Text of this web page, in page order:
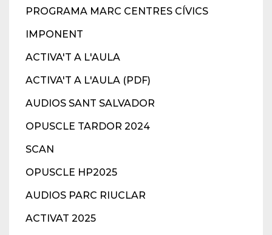
PROGRAMA MARC CENTRES CÍVICS
IMPONENT
ACTIVA'T A L'AULA
ACTIVA'T A L'AULA (PDF)
AUDIOS SANT SALVADOR
OPUSCLE TARDOR 2024
SCAN
OPUSCLE HP2025
AUDIOS PARC RIUCLAR
ACTIVAT 2025